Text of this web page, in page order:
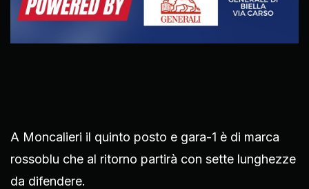
A Moncalieri il quinto posto e gara-1 è di marca
rossoblu che al ritorno partirà con sette lunghezze
da difendere.